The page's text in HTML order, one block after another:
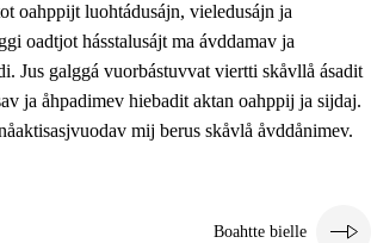
oahppijt luohtádusájn, vieledusájn ja
oadtjot hásstalusájt ma ávddamav ja
Jus galggá vuorbástuvvat viertti skåvllå ásadit
ja åhpadimev hiebadit aktan oahppij ja sijdaj.
mij berus skåvlå åvddånimev.
Boahtte bielle